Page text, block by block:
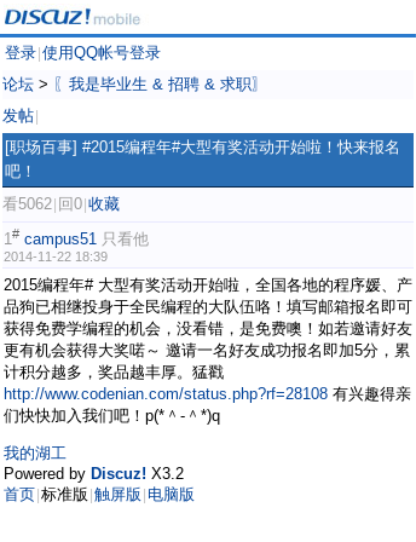
登录 使用QQ帐号登录
论坛 > 〖我是毕业生 & 招聘 & 求职〗
发帖
[职场百事] #2015编程年#大型有奖活动开始啦！快来报名
吧！
看5062 回0 收藏
1# campus51 只看他
2014-11-22 18:39
2015编程年# 大型有奖活动开始啦，全国各地的程序媛、产
品狗已相继投身于全民编程的大队伍咯！填写邮箱报名即可
获得免费学编程的机会，没看错，是免费噢！如若邀请好友
更有机会获得大奖喏～ 邀请一名好友成功报名即加5分，累
计积分越多，奖品越丰厚。猛戳
http://www.codenian.com/status.php?rf=28108 有兴趣得亲
们快快加入我们吧！p(*＾-＾*)q
我的湖工
Powered by Discuz! X3.2
首页 标准版 触屏版 电脑版